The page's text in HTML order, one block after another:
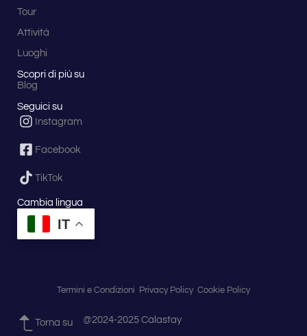
Tour
Attività
Luoghi
Scopri di più su
Blog
Seguici su
Instagram
Facebook
TikTok
Cambia lingua
IT
Termini e Condizioni Privacy Policy Cookie Policy
Torna su @2024-2025 Calastay